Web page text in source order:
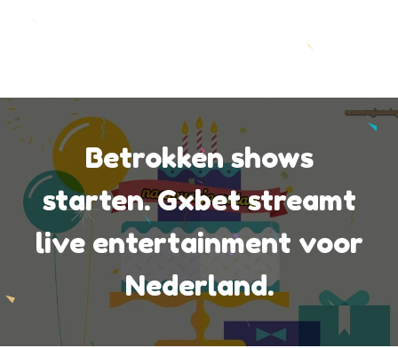
Betrokken shows
starten. Gxbet streamt
live entertainment voor
Nederland.